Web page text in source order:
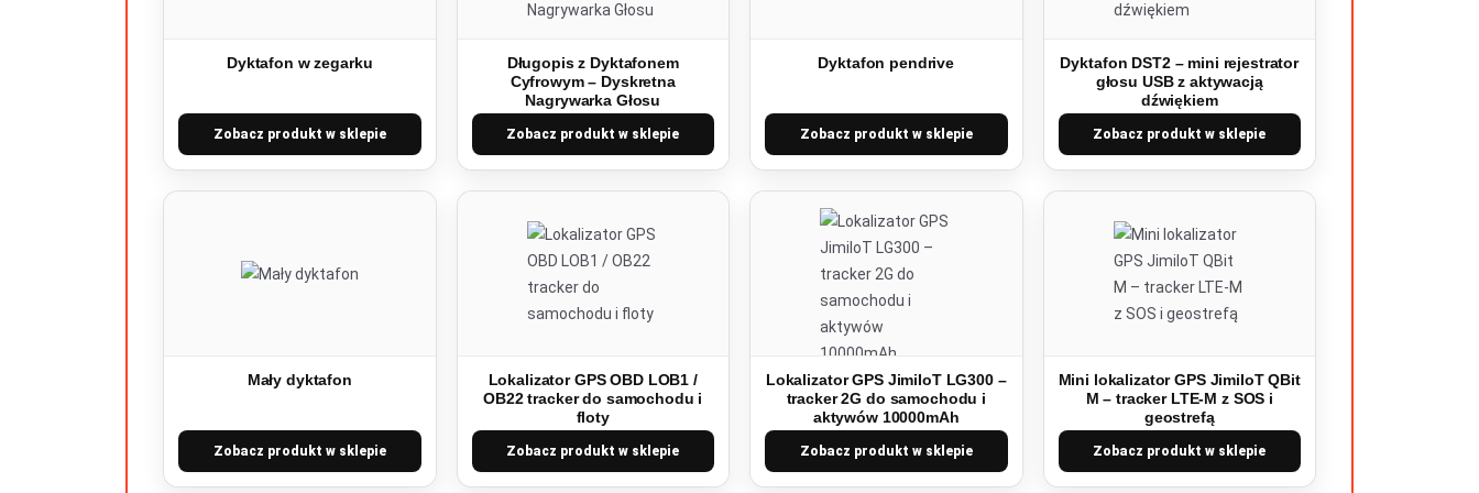
Dyktafon w zegarku
Zobacz produkt w sklepie
Długopis z Dyktafonem
Cyfrowym – Dyskretna
Nagrywarka Głosu
Zobacz produkt w sklepie
Dyktafon pendrive
Zobacz produkt w sklepie
Dyktafon DST2 – mini rejestrator
głosu USB z aktywacją
dźwiękiem
Zobacz produkt w sklepie
Mały dyktafon
Zobacz produkt w sklepie
Lokalizator GPS OBD LOB1 /
OB22 tracker do samochodu i
floty
Zobacz produkt w sklepie
Lokalizator GPS JimiIoT LG300 –
tracker 2G do samochodu i
aktywów 10000mAh
Zobacz produkt w sklepie
Mini lokalizator GPS JimiIoT QBit
M – tracker LTE-M z SOS i
geostrefą
Zobacz produkt w sklepie